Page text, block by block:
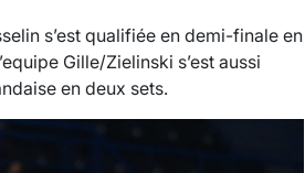
s’est qualifiée en demi-finale en
Gille/Zielinski s’est aussi
en deux sets.